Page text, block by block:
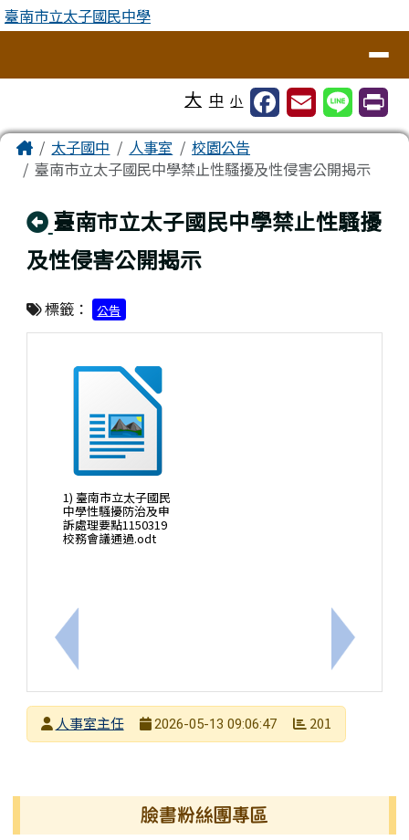
跳至主內容區
臺南市立太子國民中學
臺南市立太子國民中學
大 中 小
主內容區域
Home太子國中 人事室
校園公告
臺南市立太子國民中學禁止性騷擾及性侵害公開揭示
回上頁
臺南市立太子國民中學禁止性騷擾
及性侵害公開揭示
標籤： 公告
上一筆：性騷擾防治宣導
1) 臺南市立太子國民
中學性騷擾防治及申
訴處理要點1150319
校務會議通過.odt
下一筆：
發布者人事室主任
2026-05-13 09:06:47 201
左邊區域內容臉書粉絲團專區
頁尾區域